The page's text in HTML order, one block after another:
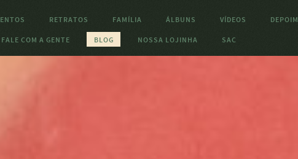
RETRATOS FAMÍLIA ÁLBUNS VÍDEOS
FALE COM A GENTE BLOG NOSSA LOJINHA SAC